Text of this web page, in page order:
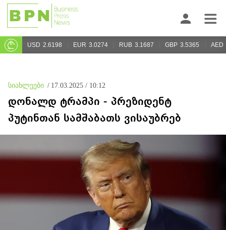
USD 2.6198 EUR 3.0274 RUB 3.1687 GBP 3.5365 AED
სიახლეები / 17.03.2025 / 10:12
დონალდ ტრამპი - პრეზიდენტ
პუტინთან სამშაბათს ვისაუბრებ